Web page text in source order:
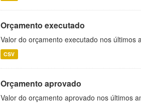
Orçamento executado
Valor do orçamento executado nos
CSV
Orçamento aprovado
Valor do orçamento aprovado nos últimos